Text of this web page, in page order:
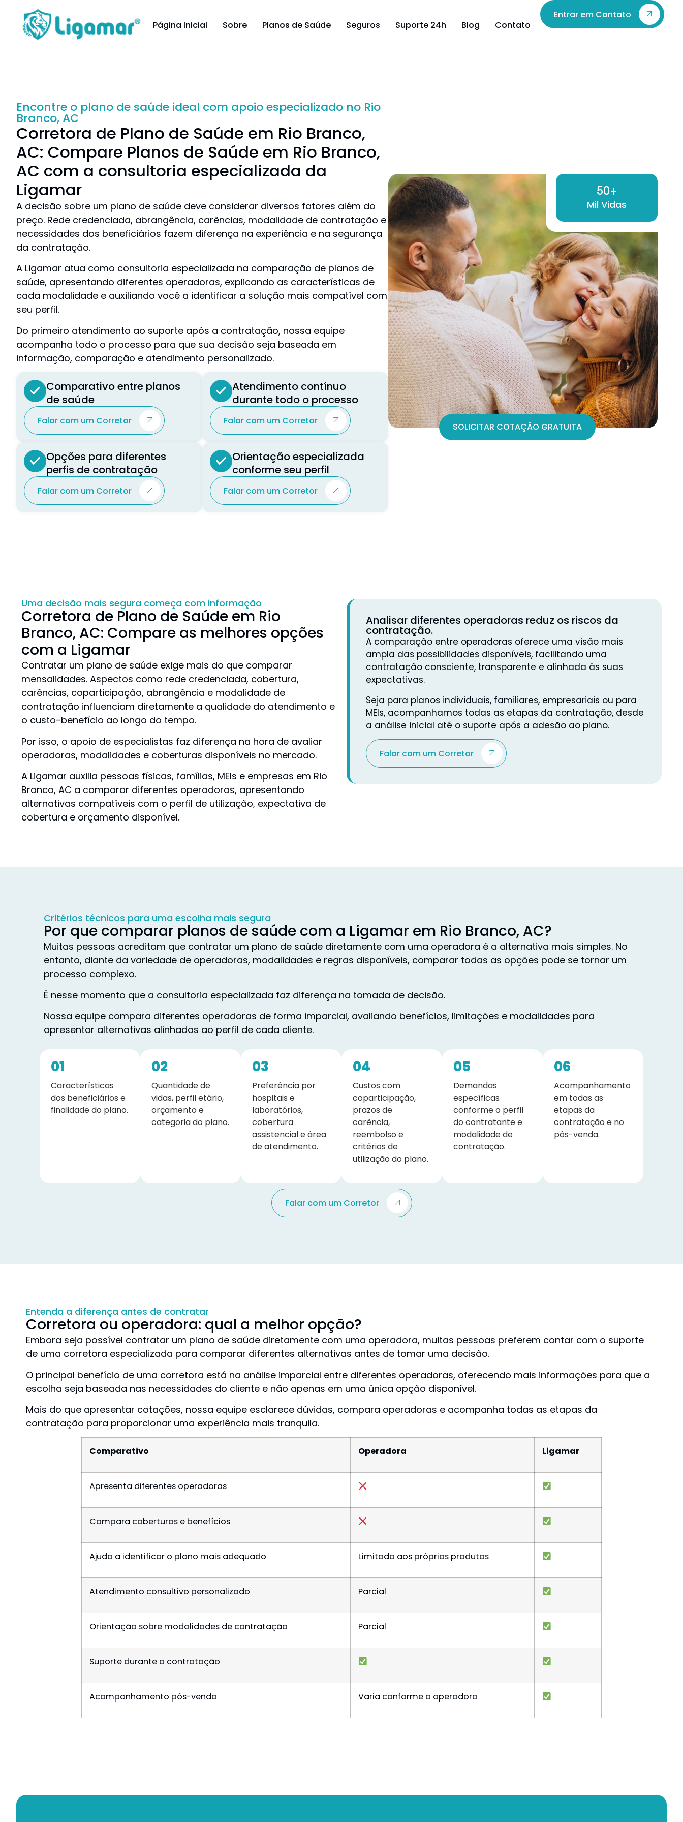
Página Inicial Sobre Planos de Saúde Seguros Suporte 24h Blog Contato
Entrar em Contato
Encontre o plano de saúde ideal com apoio especializado no Rio
Branco, AC
Corretora de Plano de Saúde em Rio Branco,
AC: Compare Planos de Saúde em Rio Branco,
AC com a consultoria especializada da
Ligamar
A decisão sobre um plano de saúde deve considerar diversos fatores além do
preço. Rede credenciada, abrangência, carências, modalidade de contratação e
necessidades dos beneficiários fazem diferença na experiência e na segurança
da contratação.
A Ligamar atua como consultoria especializada na comparação de planos de
saúde, apresentando diferentes operadoras, explicando as características de
cada modalidade e auxiliando você a identificar a solução mais compatível com
seu perfil.
Do primeiro atendimento ao suporte após a contratação, nossa equipe
acompanha todo o processo para que sua decisão seja baseada em
informação, comparação e atendimento personalizado.
Comparativo entre planos
de saúde
Falar com um Corretor
Atendimento contínuo
durante todo o processo
Falar com um Corretor
Opções para diferentes
perfis de contratação
Falar com um Corretor
Orientação especializada
conforme seu perfil
Falar com um Corretor
Mil Vidas
50+
SOLICITAR COTAÇÃO GRATUITA
Uma decisão mais segura começa com informação
Corretora de Plano de Saúde em Rio
Branco, AC: Compare as melhores opções
com a Ligamar
Contratar um plano de saúde exige mais do que comparar
mensalidades. Aspectos como rede credenciada, cobertura,
carências, coparticipação, abrangência e modalidade de
contratação influenciam diretamente a qualidade do atendimento e
o custo-benefício ao longo do tempo.
Por isso, o apoio de especialistas faz diferença na hora de avaliar
operadoras, modalidades e coberturas disponíveis no mercado.
A Ligamar auxilia pessoas físicas, famílias, MEIs e empresas em Rio
Branco, AC a comparar diferentes operadoras, apresentando
alternativas compatíveis com o perfil de utilização, expectativa de
cobertura e orçamento disponível.
Analisar diferentes operadoras reduz os riscos da
contratação.
A comparação entre operadoras oferece uma visão mais
ampla das possibilidades disponíveis, facilitando uma
contratação consciente, transparente e alinhada às suas
expectativas.
Seja para planos individuais, familiares, empresariais ou para
MEIs, acompanhamos todas as etapas da contratação, desde
a análise inicial até o suporte após a adesão ao plano.
Falar com um Corretor
Critérios técnicos para uma escolha mais segura
Por que comparar planos de saúde com a Ligamar em Rio Branco, AC?
Muitas pessoas acreditam que contratar um plano de saúde diretamente com uma operadora é a alternativa mais simples. No
entanto, diante da variedade de operadoras, modalidades e regras disponíveis, comparar todas as opções pode se tornar um
processo complexo.
É nesse momento que a consultoria especializada faz diferença na tomada de decisão.
Nossa equipe compara diferentes operadoras de forma imparcial, avaliando benefícios, limitações e modalidades para
apresentar alternativas alinhadas ao perfil de cada cliente.
01
Características
dos beneficiários e
finalidade do plano.
02
Quantidade de
vidas, perfil etário,
orçamento e
categoria do plano.
03
Preferência por
hospitais e
laboratórios,
cobertura
assistencial e área
de atendimento.
04
Custos com
coparticipação,
prazos de
carência,
reembolso e
critérios de
utilização do plano.
05
Demandas
específicas
conforme o perfil
do contratante e
modalidade de
contratação.
06
Acompanhamento
em todas as
etapas da
contratação e no
pós-venda.
Falar com um Corretor
Entenda a diferença antes de contratar
Corretora ou operadora: qual a melhor opção?
Embora seja possível contratar um plano de saúde diretamente com uma operadora, muitas pessoas preferem contar com o suporte
de uma corretora especializada para comparar diferentes alternativas antes de tomar uma decisão.
O principal benefício de uma corretora está na análise imparcial entre diferentes operadoras, oferecendo mais informações para que a
escolha seja baseada nas necessidades do cliente e não apenas em uma única opção disponível.
Mais do que apresentar cotações, nossa equipe esclarece dúvidas, compara operadoras e acompanha todas as etapas da
contratação para proporcionar uma experiência mais tranquila.
Comparativo Operadora Ligamar
Apresenta diferentes operadoras
Compara coberturas e benefícios
Ajuda a identificar o plano mais adequado Limitado aos próprios produtos
Atendimento consultivo personalizado Parcial
Orientação sobre modalidades de contratação Parcial
Suporte durante a contratação
Acompanhamento pós-venda Varia conforme a operadora